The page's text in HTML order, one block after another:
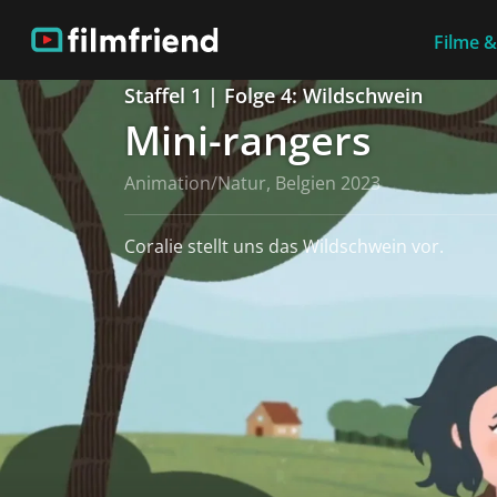
Filme
Staffel 1 | Folge 4: Wildschwein
Mini-rangers
Animation/Natur, Belgien 2023
Coralie stellt uns das Wildschwein vor.
weiterlesen